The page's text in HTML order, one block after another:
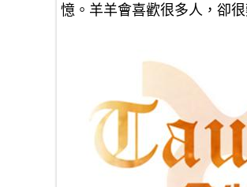
憶。羊羊會喜歡很多人，卻